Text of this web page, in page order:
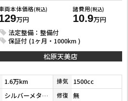
両本体価格(税込)
万円
諸費用(税込)
10.9万円
法定整備：整備付
保証付 (1ヶ月・1000km )
松原天美店
1.6万km 排気 1500cc
シルバーメタリック 修復 無